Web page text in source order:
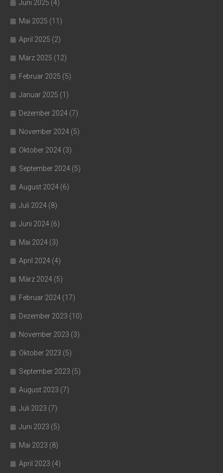
Juni 2025 (4)
Mai 2025 (11)
April 2025 (2)
März 2025 (12)
Februar 2025 (5)
Januar 2025 (1)
Dezember 2024 (7)
November 2024 (5)
Oktober 2024 (3)
September 2024 (5)
August 2024 (6)
Juli 2024 (8)
Juni 2024 (6)
Mai 2024 (3)
April 2024 (4)
März 2024 (5)
Februar 2024 (17)
Dezember 2023 (10)
November 2023 (3)
Oktober 2023 (5)
September 2023 (5)
August 2023 (7)
Juli 2023 (7)
Juni 2023 (5)
Mai 2023 (8)
April 2023 (4)